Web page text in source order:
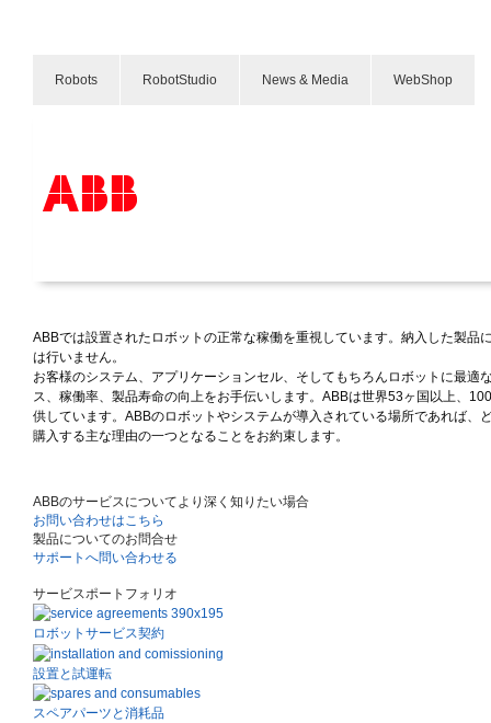
Robots RobotStudio News & Media WebShop
About us
Where to buy
Contact us
Careers
ロボット、セル、システムへのサポ
ABBでは設置されたロボットの正常な稼働を重視しています。納入した製
は行いません。
お客様のシステム、アプリケーションセル、そしてもちろんロボットに最
ス、稼働率、製品寿命の向上をお手伝いします。ABBは世界53ヶ国以上、
供しています。ABBのロボットやシステムが導入されている場所であれば
購入する主な理由の一つとなることをお約束します。
ABBのサービスについてより深く知りたい場合
お問い合わせはこちら
製品についてのお問合せ
サポートへ問い合わせる
サービスポートフォリオ
ロボットサービス契約
設置と試運転
スペアパーツと消耗品